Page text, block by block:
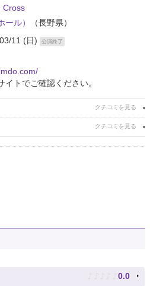
Cross
ール）
（長野県）
11 (日)
公演終了
トでご確認ください。
♪ ♪ ♪ ♪ ♪ 0.0